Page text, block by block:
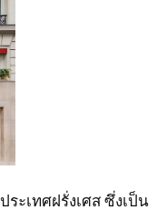
ระเทศฝรั่งเศส ซึ่งเป็น